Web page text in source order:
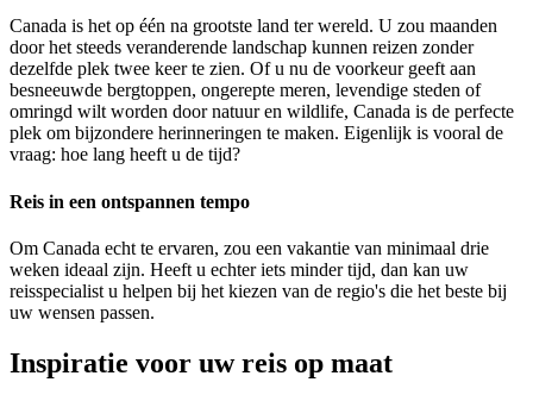
Canada is het op één na grootste land ter wereld. U zou maanden
door het steeds veranderende landschap kunnen reizen zonder
dezelfde plek twee keer te zien. Of u nu de voorkeur geeft aan
besneeuwde bergtoppen, ongerepte meren, levendige steden of
omringd wilt worden door natuur en wildlife, Canada is de perfecte
plek om bijzondere herinneringen te maken. Eigenlijk is vooral de
vraag: hoe lang heeft u de tijd?
Reis in een ontspannen tempo
Om Canada echt te ervaren, zou een vakantie van minimaal drie
weken ideaal zijn. Heeft u echter iets minder tijd, dan kan uw
reisspecialist u helpen bij het kiezen van de regio's die het beste bij
uw wensen passen.
Inspiratie voor uw reis op maat